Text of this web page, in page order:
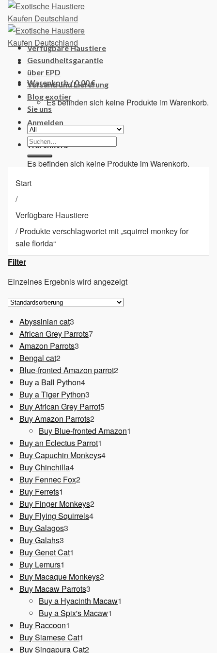
Skip
content
Warenkorb /0,00€
Es befinden sich keine Produkte im Warenkorb.
Anmelden
Warenkorb
Es befinden sich keine Produkte im Warenkorb.
Verfügbare Haustiere
Gesundheitsgarantie
über EPD
Versand und Lieferung
Blog exotier
Sie uns
Suchen
nach:
Start
/
Verfügbare Haustiere
/Produkte verschlagwortet mit „squirrel monkey for
sale florida“
Filter
Einzelnes Ergebnis wird angezeigt
Abyssinian cat3
Produkte
African Grey Parrots77
Amazon Parrots3
Bengal cat22
Produkte
Blue-fronted Amazon parrot22
Buy a Ball Python44
Produkte
Buy a Tiger Python3
Produkte
Buy African Grey Parrot55
Buy Amazon Parrots22
Produkte
Buy Blue-fronted Amazon1
Buy an Eclectus Parrot1
Produkt
Buy Capuchin Monkeys44
Buy Chinchilla44
Produkte
Buy Fennec Fox22
Buy Ferrets1
Produkt
Buy Finger Monkeys22
Buy Flying Squirrels44
Buy Galagos3
Buy Galahs3
Produkte
Buy Genet Cat1
Buy Lemurs1
Produkt
Buy Macaque Monkeys22
Buy Macaw Parrots3
Produkte
Buy a Hyacinth Macaw1
Buy a Spix's Macaw1
Buy Raccoon1
Produkt
Buy Siamese Cat1
Produkt
Buy Singapura Cat22